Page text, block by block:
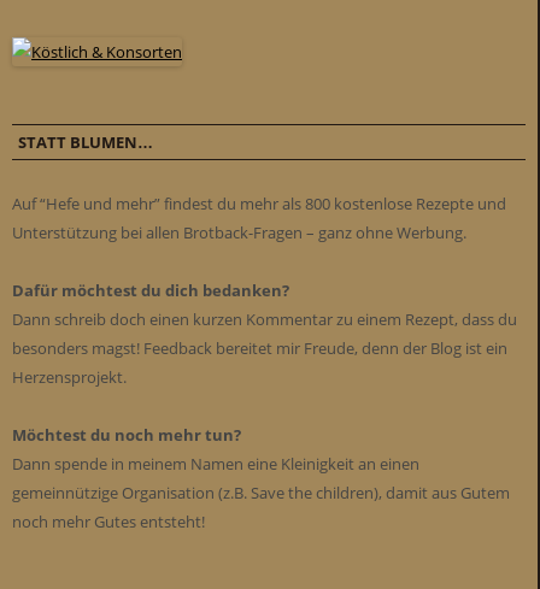
STATT BLUMEN…
Auf “Hefe und mehr” findest du mehr als 800 kostenlose Rezepte und
Unterstützung bei allen Brotback-Fragen – ganz ohne Werbung.
Dafür möchtest du dich bedanken?
Dann schreib doch einen kurzen Kommentar zu einem Rezept, dass du
besonders magst! Feedback bereitet mir Freude, denn der Blog ist ein
Herzensprojekt.
Möchtest du noch mehr tun?
Dann spende in meinem Namen eine Kleinigkeit an einen
gemeinnützige Organisation (z.B. Save the children), damit aus Gutem
noch mehr Gutes entsteht!